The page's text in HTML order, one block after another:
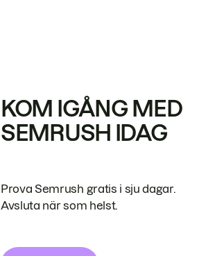
KOM IGÅNG MED
SEMRUSH IDAG
Prova Semrush gratis i sju dagar.
Avsluta när som helst.